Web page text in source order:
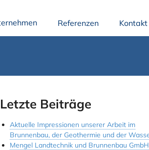
Referenzen Kontakt
Letzte Beiträge
Aktuelle Impressionen unserer Arbeit im
Brunnenbau, der Geothermie und der
Mengel Landtechnik und Brunnenbau GmbH